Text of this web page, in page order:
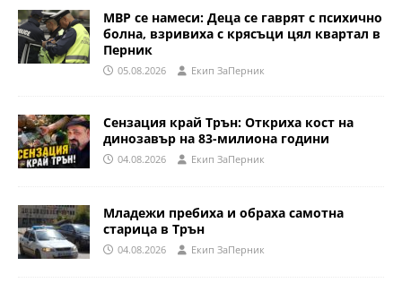
МВР се намеси: Деца се гаврят с психично
болна, взривиха с крясъци цял квартал в
Перник
05.08.2026 Eкип ЗаПерник
Сензация край Трън: Откриха кост на
динозавър на 83-милиона години
04.08.2026 Eкип ЗаПерник
Младежи пребиха и обраха самотна
старица в Трън
04.08.2026 Eкип ЗаПерник